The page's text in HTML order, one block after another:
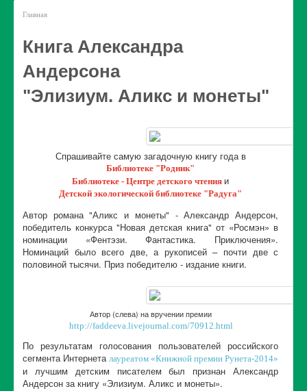
Барс БЦОшка - добрый друг детей
Новогодний калейдоскоп
ЛЮБОЗНАЙКАМ
Видеоматериалы за 2021 год
Видеоматериалы за 2020 год
Главная
Книга Александра
Андерсона
"Элизиум. Аликс и монеты"
Спрашивайте самую загадочную книгу года в
Библиотеке "Родник"
Библиотеке - Центре детского чтения и
Детской экологической библиотеке "Радуга"
Автор романа "Аликс и монеты" - Александр Андерсон,
победитель конкурса "Новая детская книга" от «Росмэн» в
номинации «Фентэзи. Фантастика. Приключения».
Номинаций было всего две, а рукописей – почти две с
половиной тысячи. Приз победителю - издание книги.
Автор (слева) на вручении премии
http://faddeeva.livejournal.com/70912.html
По результатам голосования пользователей российского
сегмента Интернеталауреатом «Книжной премии Рунета-2014»
и лучшим детским писателем был признан Александр
Андерсон за книгу «Элизиум. Аликс и монеты».